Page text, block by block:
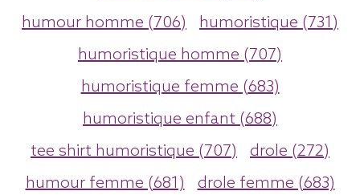
humour homme (706)
humoristique (731)
humoristique homme (707)
humoristique femme (683)
humoristique enfant (688)
tee shirt humoristique (707)
drole (272)
humour femme (681)
drole femme (683)